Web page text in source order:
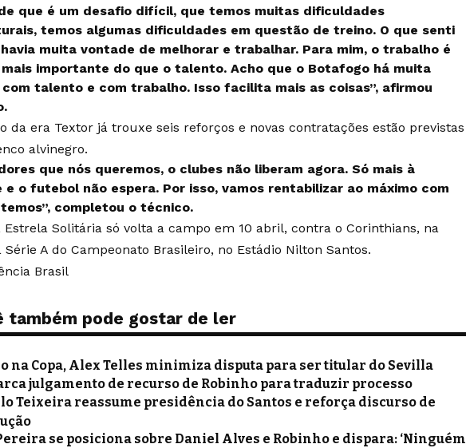
que é um desafio difícil, que temos muitas dificuldades
temos algumas dificuldades em questão de treino. O que senti
muita vontade de melhorar e trabalhar. Para mim, o trabalho é
importante do que o talento. Acho que o Botafogo há muita
talento e com trabalho. Isso facilita mais as coisas”, afirmou
da era Textor já trouxe seis reforços e novas contratações estão previstas
alvinegro.
que nós queremos, o clubes não liberam agora. Só mais à
o futebol não espera. Por isso, vamos rentabilizar ao máximo com
completou o técnico.
Estrela Solitária só volta a campo em 10 abril, contra o Corinthians, na
Série A do Campeonato Brasileiro, no Estádio Nilton Santos.
Brasil
também pode gostar de ler
na Copa, Alex Telles minimiza disputa para ser titular do Sevilla
julgamento de recurso de Robinho para traduzir processo
Teixeira reassume presidência do Santos e reforça discurso de
se posiciona sobre Daniel Alves e Robinho e dispara: ‘Ninguém